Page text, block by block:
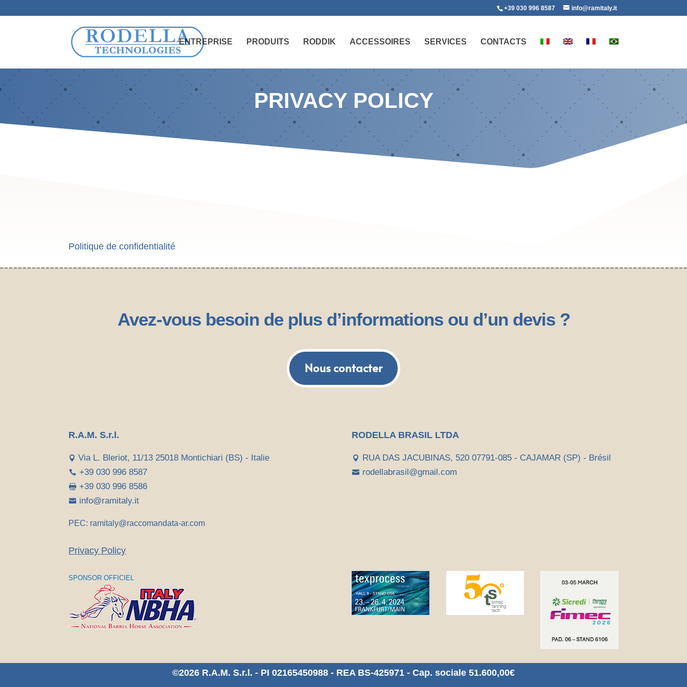
+39 030 996 8587 info@ramitaly.it
ENTREPRISE PRODUITS RODDIK ACCESSOIRES SERVICES CONTACTS
PRIVACY POLICY
Politique de confidentialité
Avez-vous besoin de plus d’informations ou d’un devis ?
Nous contacter
R.A.M. S.r.l.
 Via L. Bleriot, 11/13 25018 Montichiari (BS) - Italie
 +39 030 996 8587
 +39 030 996 8586
 info@ramitaly.it
PEC: ramitaly@raccomandata-ar.com
RODELLA BRASIL LTDA
 RUA DAS JACUBINAS, 520 07791-085 - CAJAMAR (SP) - Brésil
 rodellabrasil@gmail.com
Privacy Policy
SPONSOR OFFICIEL
©2026 R.A.M. S.r.l. - PI 02165450988 - REA BS-425971 - Cap. sociale 51.600,00€